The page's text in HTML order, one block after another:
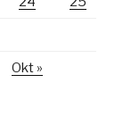
Okt »